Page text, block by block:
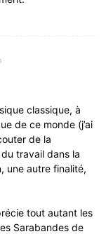
classique, à
de ce monde (j’ai
de la
travail dans la
une autre finalité,
tout autant les
Sarabandes de